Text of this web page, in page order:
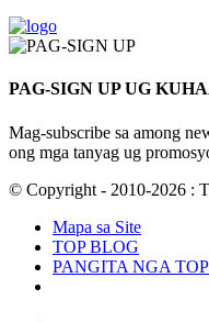
PAG-SIGN UP UG
Mag-subscribe sa among
ong mga tanyag ug
© Copyright - 2010-2026 :
Mapa sa Site
TOP BLOG
PANGITA NGA TOP